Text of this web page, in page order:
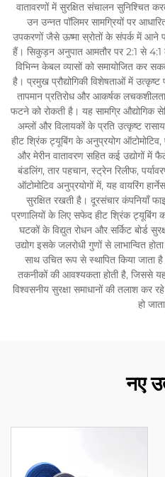
वातावरणों में सुरक्षित संचालन सुनिश्चित
उन उन्नत पॉलिमर सामग्रियों पर
उपकरणों जैसे ऊष्मा स्रोतों के संपर्क में आने
हैं। सिकुड़न अनुपात आमतौर पर 2:1 से 4:1
विभिन्न केबल व्यासों को समायोजित कर
है। प्रमुख प्रौद्योगिकी विशेषताओं में
तापमान प्रतिरोध और आकर्षक लचकशीलता
फटने को रोकती है। यह सामग्रि औद्योगिक
अम्लों और विलायकों के प्रति उत्कृष्ट
हीट श्रिंक ट्यूबिंग के अनुप्रयोग ऑटोमोटिव,
और मेरीन वातावरण सहित कई उद्योगों में
बंडलिंग, तार पहचान, स्ट्रेन रिलीफ,
ऑटोमोटिव अनुप्रयोगों में, यह वायरिंग
सुरक्षित रखती है। दूरसंचार कंपनियाँ
प्रणालियों के लिए सफेद हीट श्रिंक ट्यूबिंग
घटकों के विद्युत रोधन और सर्किट बोर्ड
उद्योग इसके जलरोधी गुणों से लाभान्वित
साथ उचित रूप से स्थापित किया
तकनीकों की आवश्यकता होती है, जिससे
विश्वसनीय सुरक्षा समाधानों की तलाश कर
हो
नए